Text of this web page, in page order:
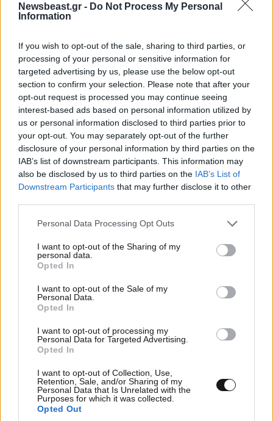
Newsbeast.gr - Do Not Process My Personal
Information
If you wish to opt-out of the sale, sharing to third parties, or
processing of your personal or sensitive information for
targeted advertising by us, please use the below opt-out
section to confirm your selection. Please note that after your
opt-out request is processed you may continue seeing
interest-based ads based on personal information utilized by
us or personal information disclosed to third parties prior to
your opt-out. You may separately opt-out of the further
disclosure of your personal information by third parties on the
IAB’s list of downstream participants. This information may
also be disclosed by us to third parties on the IAB’s List of
Downstream Participants that may further disclose it to other
Please note that this website/app uses one or more Google
not limited to your visit or usage behaviour. You may click to
grant or deny consent to Google and its third-party tags to
use your data for below specified purposes in below Google
consent section.
Personal Data Processing Opt Outs
I want to opt-out of the Sharing of my
personal data.
Opted In
I want to opt-out of the Sale of my
Personal Data.
Opted In
I want to opt-out of processing my
Personal Data for Targeted Advertising.
Opted In
I want to opt-out of Collection, Use,
Retention, Sale, and/or Sharing of my
Personal Data that Is Unrelated with the
Purposes for which it was collected.
Opted Out
+_+ 09·01·2023 16:49
Αυτοί έχουν μείνει στην εποχή της Βυζαντινής
τρομοκρατίας.
Απαντήστε
Dim1982
Πολεμο κατα του Θεου. Δηλαδη η εναντιωση μου σε
εναν ανθρωπο με ρασο, ισοδυναμει με εναντιωση
προς τον Θεο;;; Καλα κανουμε και σας λεμε ΖΩΑ.